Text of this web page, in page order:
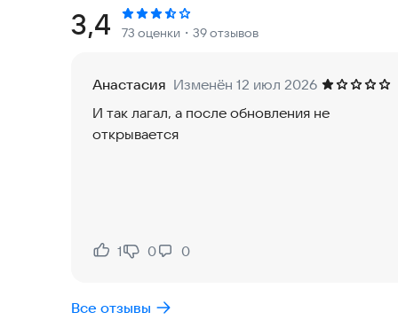
Преимущества Forest:
• Приложение эффективно повышает вашу
• Доступность на мобильных устройствах
использования в любом месте.
• Количество реальных деревьев, которые
проводятся внутри приложения.
Рейтинг:
3,4 73 оценки ・39 отзывов
Анастасия Изменён 12 июл 2026
И так лагал, а после обновления не
открывается
Нравится:
1
Не нравится:
0 0
Все отзывы